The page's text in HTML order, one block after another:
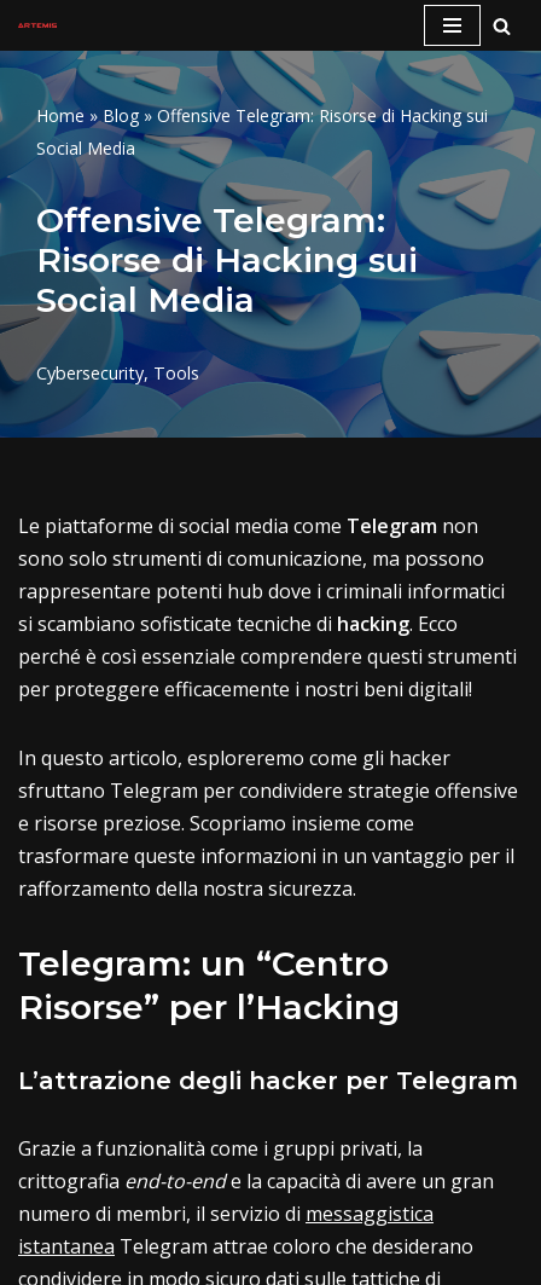
Skip
content
Home »Blog »Offensive Telegram: Risorse di Hacking sui
Social Media
Offensive Telegram:
Risorse di Hacking sui
Social Media
Cybersecurity, Tools
Le piattaforme di social media come Telegram non
sono solo strumenti di comunicazione, ma possono
rappresentare potenti hub dove i criminali informatici
si scambiano sofisticate tecniche di hacking. Ecco
perché è così essenziale comprendere questi strumenti
per proteggere efficacemente i nostri beni digitali!
In questo articolo, esploreremo come gli hacker
sfruttano Telegram per condividere strategie offensive
e risorse preziose. Scopriamo insieme come
trasformare queste informazioni in un vantaggio per il
rafforzamento della nostra sicurezza.
Telegram: un “Centro
Risorse” per l’Hacking
L’attrazione degli hacker per Telegram
Grazie a funzionalità come i gruppi privati, la
crittografia end-to-ende la capacità di avere un gran
numero di membri, il servizio di messaggistica
istantanea Telegram attrae coloro che desiderano
condividere in modo sicuro dati sulle tattiche di